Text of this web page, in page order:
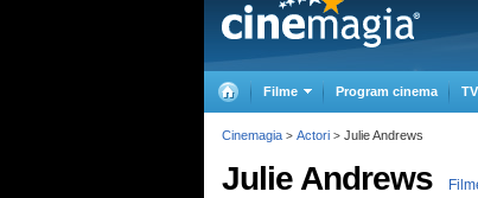
Filme Program cinema TV
Julie Andrews
Cinemagia > Actori > Julie Andrews